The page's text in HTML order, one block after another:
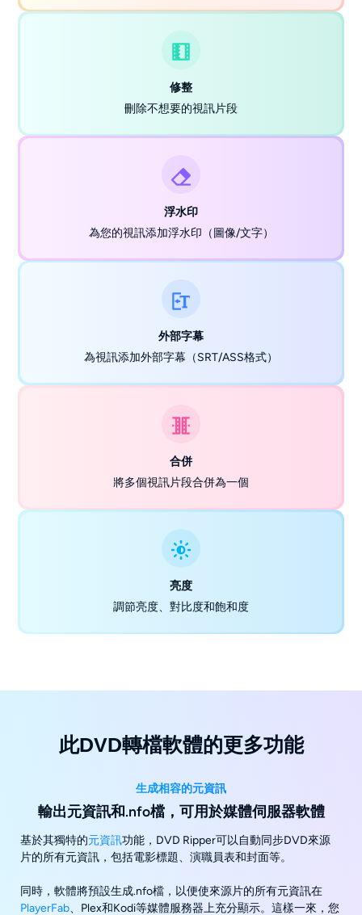
修整
刪除不想要的視訊片段
浮水印
為您的視訊添加浮水印（圖像/文字）
外部字幕
為視訊添加外部字幕（SRT/ASS格式）
合併
將多個視訊片段合併為一個
亮度
調節亮度、對比度和飽和度
此DVD轉檔軟體的更多功能
生成相容的元資訊
輸出元資訊和.nfo檔，可用於媒體伺服器軟體
基於其獨特的元資訊功能，DVD Ripper可以自動同步DVD來源
片的所有元資訊，包括電影標題、演職員表和封面等。
同時，軟體將預設生成.nfo檔，以便使來源片的所有元資訊在
PlayerFab、Plex和Kodi等媒體服務器上充分顯示。這樣一來，您